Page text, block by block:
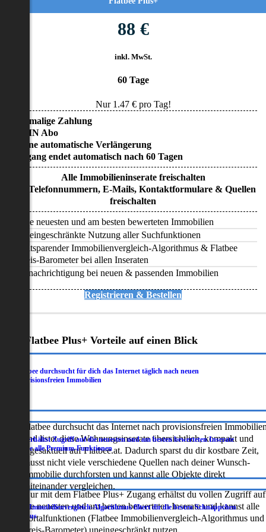
88 €
inkl. MwSt.
60 Tage
Nur 1.47€ pro Tag!
• Einmalige Zahlung
• KEIN Abo
• Keine automatische Verlängerung
• Zugang endet automatisch nach 60 Tagen
Alle Immobilieninserate freischalten
Alle Telefonnummern, E-Mails, Kontaktformulare & Quellen
freischalten
Alle neuesten und am besten bewerteten Immobilien
Uneingeschränkte Nutzung aller Suchfunktionen
Zeitsparender Immobilienvergleich-Algorithmus & Flatbee
Preis-Barometer bei allen Inseraten
Benachrichtigung bei neuen & passenden Immobilien
Registrieren & Bestellen
Flatbee Plus+ Vorteile auf einen Blick
Flatbee durchsucht für dich das Internet täglich nach neuen
provisionsfreien Immobilien
Flatbee durchsucht das Internet nach provisionsfreien
und listet diese Wohnungsinserate übersichtlich, kompakt und
tagesaktuell auf Flatbee.at. Dadurch sparst du dir kostbare Zeit,
musst nicht viele verschiedene Quellen nach deiner Wunsch-
Immobilie durchforsten und kannst alle Objekte direkt
miteinander vergleichen.
Du erhältst Zugriff auf die neuesten und am besten bewerteten Inserate
sowie alle Premium-Funktionen
Nur mit dem Flatbee Plus+ Zugang erhältst du vollen Zugriff auf
die neuesten und am besten bewerteten Inserate und kannst alle
Portalfunktionen (Flatbee Immobilienvergleich-Algorithmus und
Der Immobilienvergleich-Algorithmus filtert dir die besten Schnäppchen
heraus